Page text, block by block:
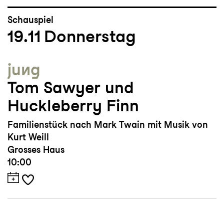
Schauspiel
19.11 Donnerstag
jung
Tom Sawyer und
Huckleberry Finn
Familienstück nach Mark Twain mit Musik von
Kurt Weill
Grosses Haus
10:00